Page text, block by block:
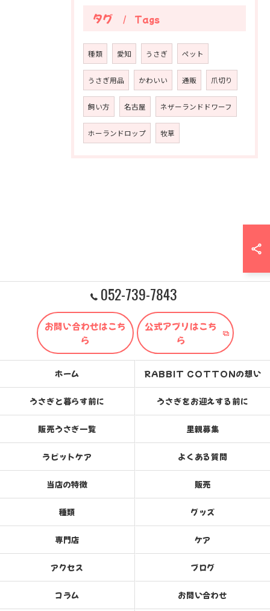
タグ Tags
種類 愛知 うさぎ ペット
うさぎ用品 かわいい 通販 爪切り
飼い方 名古屋 ネザーランドドワーフ
ホーランドロップ 牧草
052-739-7843
お問い合わせはこち
ら
公式アプリはこち
ら
ホーム RABBIT COTTONの想い
うさぎと暮らす前に うさぎをお迎えする前に
販売うさぎ一覧 里親募集
ラビットケア よくある質問
当店の特徴 販売
種類 グッズ
専門店 ケア
アクセス ブログ
コラム お問い合わせ